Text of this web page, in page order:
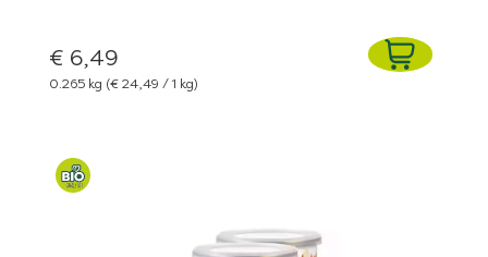
€ 6,49
0.265 kg (€ 24,49 / 1 kg)